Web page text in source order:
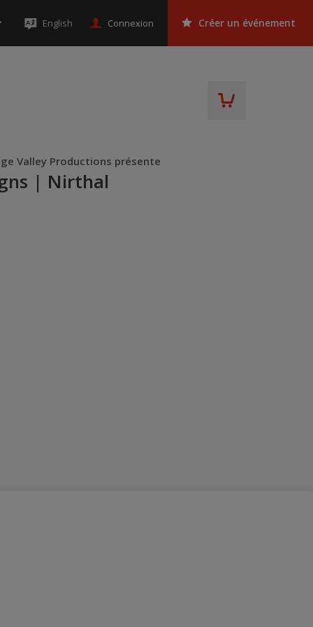
English Connexion Créer un événement
Valley Productions présente
| Nirthal